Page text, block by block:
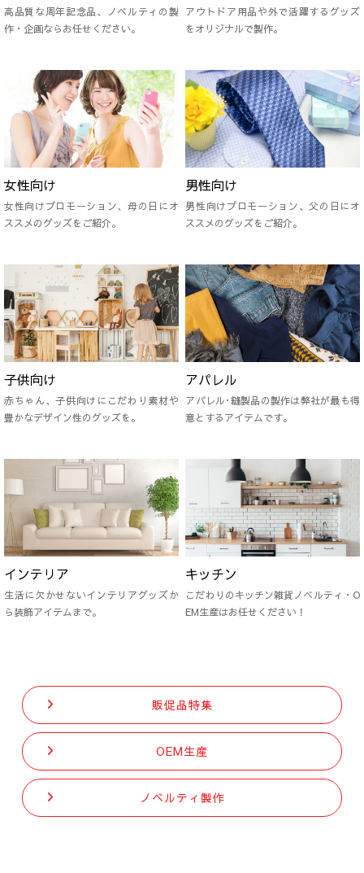
高品質な周年記念品、ノベルティの製
作・企画ならお任せください。
アウトドア用品や外で活躍するグッズ
をオリジナルで製作。
女性向け
女性向けプロモーション、母の日にオ
ススメのグッズをご紹介。
男性向け
男性向けプロモーション、父の日にオ
ススメのグッズをご紹介。
子供向け
赤ちゃん、子供向けにこだわり素材や
豊かなデザイン性のグッズを。
アパレル
アパレル･縫製品の製作は弊社が最も得
意とするアイテムです。
インテリア
生活に欠かせないインテリアグッズか
ら装飾アイテムまで。
キッチン
こだわりのキッチン雑貨ノベルティ・O
EM生産はお任せください！
販促品特集
OEM生産
ノベルティ製作